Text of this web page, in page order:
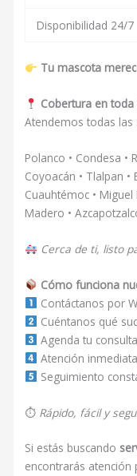
Disponibilidad 24/7
Tu mascota
Cobertura en toda
Atendemos todas las
Polanco • Condesa •
Coyoacán • Tlalpan •
Cuauhtémoc • Miguel
Madero •
Cerca de ti, listo
Cómo funciona
Contáctanos por
Cuéntanos qué
Agenda tu
Atención
Seguimiento
⏱ Rápido, fácil y
Si estás buscando
encontrarás